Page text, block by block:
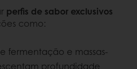
perfis de sabor exclusivos
como:
fermentação e massas-
profundidade